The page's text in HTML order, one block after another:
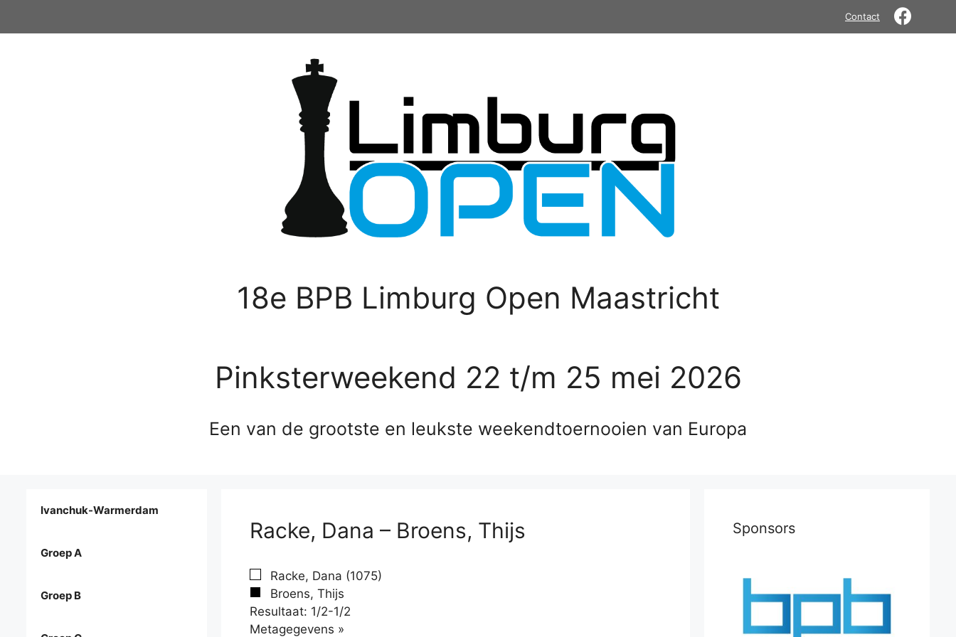
Contact
18e BPB Limburg Open Maastricht
Pinksterweekend 22 t/m 25 mei 2026
Een van de grootste en leukste weekendtoernooien van Europa
Racke, Dana – Broens, Thijs
Racke, Dana (1075)
Broens, Thijs
Resultaat: 1/2-1/2
Metagegevens »
Ivanchuk-Warmerdam
Groep A
Groep B
Sponsors